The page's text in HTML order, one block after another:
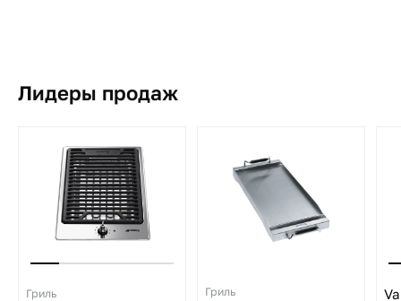
Лидеры продаж
Гриль Гриль